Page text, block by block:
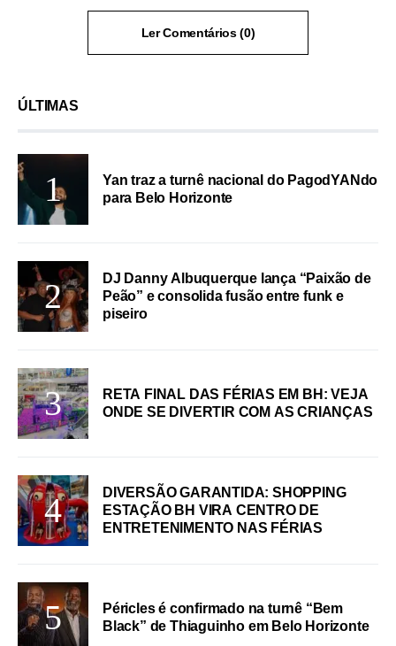
Ler Comentários (0)
ÚLTIMAS
Yan traz a turnê nacional do PagodYANdo
para Belo Horizonte
DJ Danny Albuquerque lança “Paixão de
Peão” e consolida fusão entre funk e
piseiro
RETA FINAL DAS FÉRIAS EM BH: VEJA
ONDE SE DIVERTIR COM AS CRIANÇAS
DIVERSÃO GARANTIDA: SHOPPING
ESTAÇÃO BH VIRA CENTRO DE
ENTRETENIMENTO NAS FÉRIAS
Péricles é confirmado na turnê “Bem
Black” de Thiaguinho em Belo Horizonte